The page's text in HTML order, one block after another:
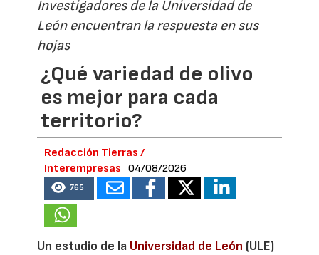
Investigadores de la Universidad de
León encuentran la respuesta en sus
hojas
¿Qué variedad de olivo
es mejor para cada
territorio?
Redacción Tierras /
Interempresas
04/08/2026
765
Un estudio de la Universidad de León (ULE)